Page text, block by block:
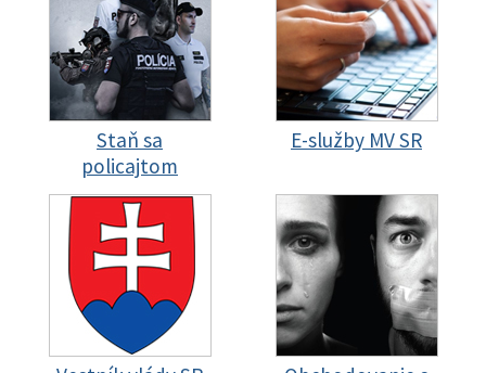
Staň sa
policajtom
E-služby MV SR